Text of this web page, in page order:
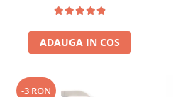
ADAUGA IN COS
-3 RON